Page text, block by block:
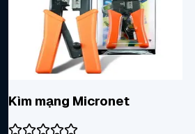
Kìm mạng Micronet